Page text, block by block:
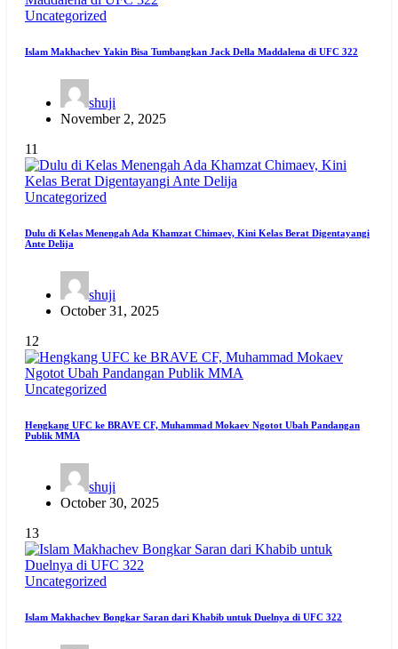
Uncategorized
Islam Makhachev Yakin Bisa Tumbangkan Jack Della Maddalena di UFC 322
shuji
November 2, 2025
11
Uncategorized
Dulu di Kelas Menengah Ada Khamzat Chimaev, Kini Kelas Berat Digentayangi
Ante Delija
shuji
October 31, 2025
12
Uncategorized
Hengkang UFC ke BRAVE CF, Muhammad Mokaev Ngotot Ubah Pandangan
Publik MMA
shuji
October 30, 2025
13
Uncategorized
Islam Makhachev Bongkar Saran dari Khabib untuk Duelnya di UFC 322